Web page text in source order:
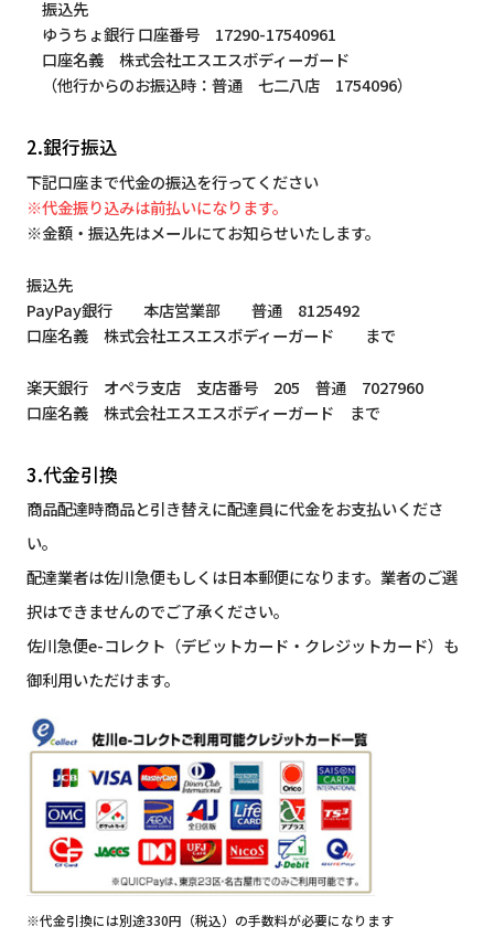
振込先
ゆうちょ銀行 口座番号 17290-17540961
口座名義 株式会社エスエスボディーガード
（他行からのお振込時：普通 七二八店 1754096）
2.銀行振込
下記口座まで代金の振込を行ってください
※代金振り込みは前払いになります。
※金額・振込先はメールにてお知らせいたします。
振込先
PayPay銀行 本店営業部 普通 8125492
口座名義 株式会社エスエスボディーガード まで
楽天銀行 オペラ支店 支店番号 205 普通 7027960
口座名義 株式会社エスエスボディーガード まで
3.代金引換
商品配達時商品と引き替えに配達員に代金をお支払いくださ
い。
配達業者は佐川急便もしくは日本郵便になります。業者のご選
択はできませんのでご了承ください。
佐川急便e-コレクト（デビットカード・クレジットカード）も
御利用いただけます。
※代金引換には別途330円（税込）の手数料が必要になります